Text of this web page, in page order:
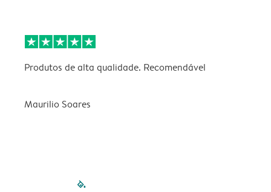
Produtos de alta qualidade. Recomendável
Maurilio Soares
filled-pagination